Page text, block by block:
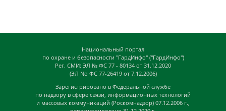
Национальный портал
по охране и безопасности "ГардИнфо" ("ГардИнфо")
Рег. СМИ: ЭЛ № ФС 77 - 80134 от 31.12.2020
(ЭЛ No ФС 77-26419 от 7.12.2006)
Зарегистрировано в Федеральной службе
по надзору в сфере связи, информационных технологий
и массовых коммуникаций (Роскомнадзор) 07.12.2006 г.,